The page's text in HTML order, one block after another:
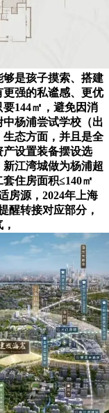
是孩子摸索、搭建
强的私谧感、更优
144㎡，避免因消
杨浦尝试学校（出
态方面，并且是全
设置装备摆设选
江湾城做为杨浦超
住房面积≤140㎡
房源，2024年上海
醒转接对应部分，